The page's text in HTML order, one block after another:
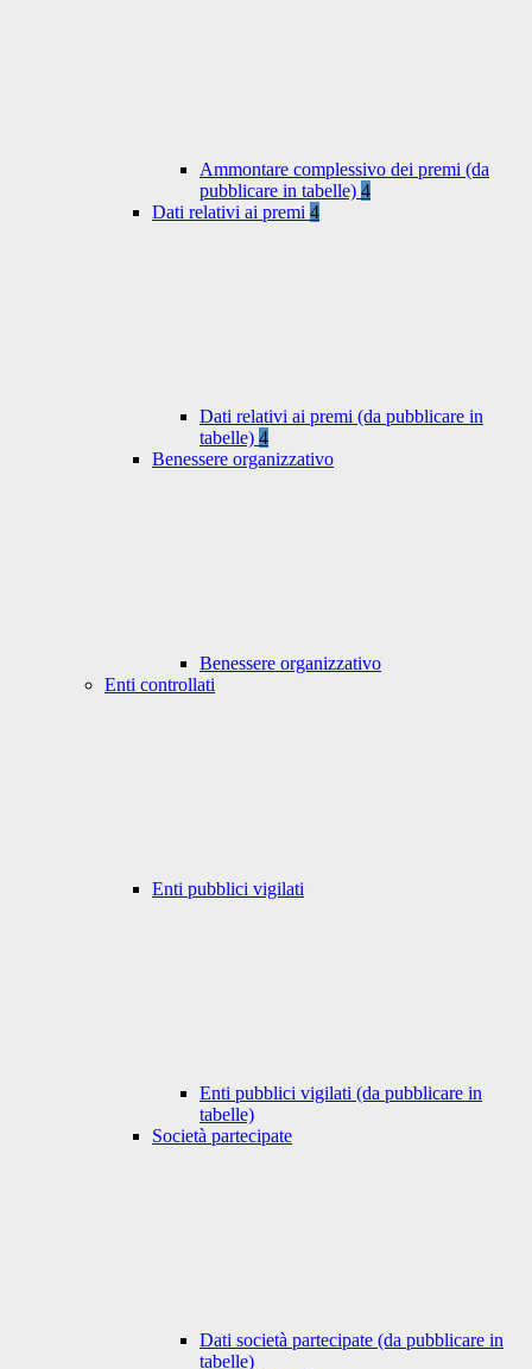
Ammontare complessivo dei premi (da
pubblicare in tabelle) 4
Dati relativi ai premi 4
Dati relativi ai premi (da pubblicare in
tabelle) 4
Benessere organizzativo
Benessere organizzativo
Enti controllati
Enti pubblici vigilati
Enti pubblici vigilati (da pubblicare in
tabelle)
Società partecipate
Dati società partecipate (da pubblicare in
tabelle)